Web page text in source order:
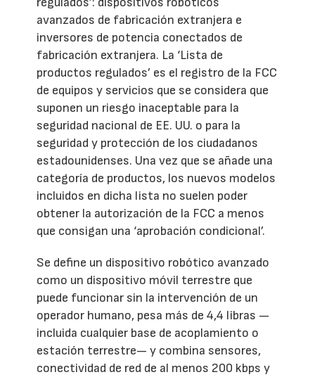
avanzados de fabricación extranjera e
inversores de potencia conectados de
fabricación extranjera. La ‘Lista de
productos regulados’ es el registro de la FCC
de equipos y servicios que se considera que
suponen un riesgo inaceptable para la
seguridad nacional de EE. UU. o para la
seguridad y protección de los ciudadanos
estadounidenses. Una vez que se añade una
categoría de productos, los nuevos modelos
incluidos en dicha lista no suelen poder
obtener la autorización de la FCC a menos
que consigan una ‘aprobación condicional’.
Se define un dispositivo robótico avanzado
como un dispositivo móvil terrestre que
puede funcionar sin la intervención de un
operador humano, pesa más de 4,4 libras —
incluida cualquier base de acoplamiento o
estación terrestre— y combina sensores,
conectividad de red de al menos 200 kbps y